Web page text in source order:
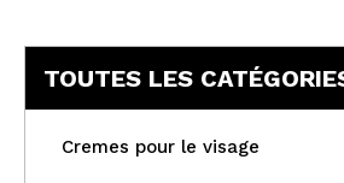
BLOG
TOUTES LES
Cremes pour le visage